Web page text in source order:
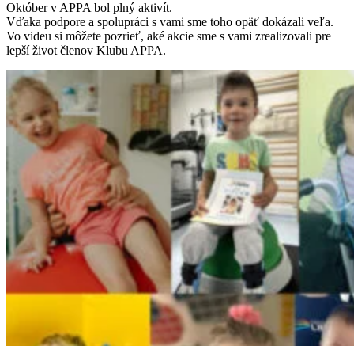
Október v APPA bol plný aktivít.
Vďaka podpore a spolupráci s vami sme toho opäť dokázali veľa.
Vo videu si môžete pozrieť, aké akcie sme s vami zrealizovali pre
lepší život členov Klubu APPA.